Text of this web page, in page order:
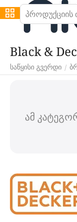
Black &
საწყისი გვერდი /
ამ